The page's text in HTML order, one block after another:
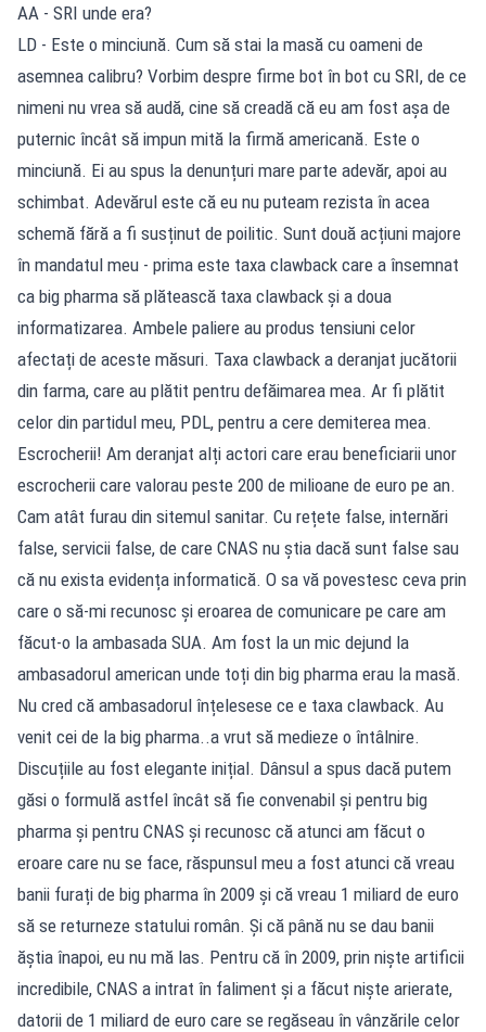
AA - SRI unde era?
LD - Este o minciună. Cum să stai la masă cu oameni de
asemnea calibru? Vorbim despre firme bot în bot cu SRI, de ce
nimeni nu vrea să audă, cine să creadă că eu am fost așa de
puternic încât să impun mită la firmă americană. Este o
minciună. Ei au spus la denunțuri mare parte adevăr, apoi au
schimbat. Adevărul este că eu nu puteam rezista în acea
schemă fără a fi susținut de poilitic. Sunt două acțiuni majore
în mandatul meu - prima este taxa clawback care a însemnat
ca big pharma să plătească taxa clawback și a doua
informatizarea. Ambele paliere au produs tensiuni celor
afectați de aceste măsuri. Taxa clawback a deranjat jucătorii
din farma, care au plătit pentru defăimarea mea. Ar fi plătit
celor din partidul meu, PDL, pentru a cere demiterea mea.
Escrocherii! Am deranjat alți actori care erau beneficiarii unor
escrocherii care valorau peste 200 de milioane de euro pe an.
Cam atât furau din sitemul sanitar. Cu rețete false, internări
false, servicii false, de care CNAS nu știa dacă sunt false sau
că nu exista evidența informatică. O sa vă povestesc ceva prin
care o să-mi recunosc și eroarea de comunicare pe care am
făcut-o la ambasada SUA. Am fost la un mic dejund la
ambasadorul american unde toți din big pharma erau la masă.
Nu cred că ambasadorul înțelesese ce e taxa clawback. Au
venit cei de la big pharma..a vrut să medieze o întâlnire.
Discuțiile au fost elegante inițial. Dânsul a spus dacă putem
găsi o formulă astfel încât să fie convenabil și pentru big
pharma și pentru CNAS și recunosc că atunci am făcut o
eroare care nu se face, răspunsul meu a fost atunci că vreau
banii furați de big pharma în 2009 și că vreau 1 miliard de euro
să se returneze statului român. Și că până nu se dau banii
ăștia înapoi, eu nu mă las. Pentru că în 2009, prin niște artificii
incredibile, CNAS a intrat în faliment și a făcut niște arierate,
datorii de 1 miliard de euro care se regăseau în vânzările celor